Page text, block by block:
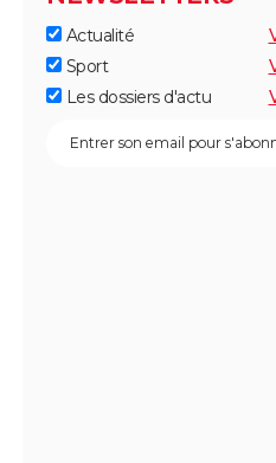
Actualité
Sport
Les dossiers d'actu